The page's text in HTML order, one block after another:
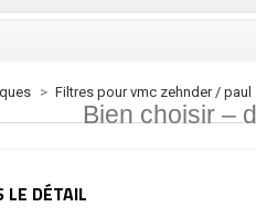
Bien choisir –
LE DÉTAIL
> filtres pour vmc zehnder / paul